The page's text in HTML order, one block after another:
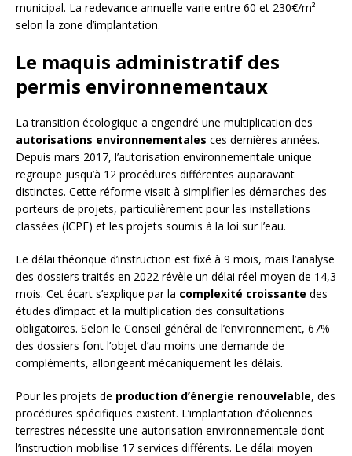
municipal. La redevance annuelle varie entre 60 et 230€/m²
selon la zone d’implantation.
Le maquis administratif des
permis environnementaux
La transition écologique a engendré une multiplication des
autorisations environnementales ces dernières années.
Depuis mars 2017, l’autorisation environnementale unique
regroupe jusqu’à 12 procédures différentes auparavant
distinctes. Cette réforme visait à simplifier les démarches des
porteurs de projets, particulièrement pour les installations
classées (ICPE) et les projets soumis à la loi sur l’eau.
Le délai théorique d’instruction est fixé à 9 mois, mais l’analyse
des dossiers traités en 2022 révèle un délai réel moyen de 14,3
mois. Cet écart s’explique par la complexité croissante des
études d’impact et la multiplication des consultations
obligatoires. Selon le Conseil général de l’environnement, 67%
des dossiers font l’objet d’au moins une demande de
compléments, allongeant mécaniquement les délais.
Pour les projets de production d’énergie renouvelable, des
procédures spécifiques existent. L’implantation d’éoliennes
terrestres nécessite une autorisation environnementale dont
l’instruction mobilise 17 services différents. Le délai moyen